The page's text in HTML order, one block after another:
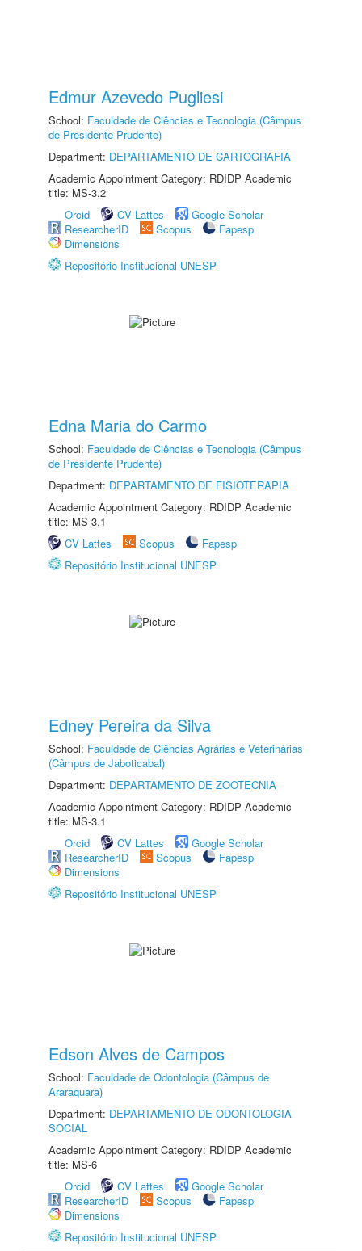
Edmur Azevedo Pugliesi
School: Faculdade de Ciências e Tecnologia (Câmpus
de Presidente Prudente)
Department: DEPARTAMENTO DE CARTOGRAFIA
Academic Appointment Category: RDIDP Academic
title: MS-3.2
Orcid
CV Lattes
Google Scholar
ResearcherID
Scopus
Fapesp
Dimensions
Repositório Institucional UNESP
Edna Maria do Carmo
School: Faculdade de Ciências e Tecnologia (Câmpus
de Presidente Prudente)
Department: DEPARTAMENTO DE FISIOTERAPIA
Academic Appointment Category: RDIDP Academic
title: MS-3.1
CV Lattes
Scopus
Fapesp
Repositório Institucional UNESP
Edney Pereira da Silva
School: Faculdade de Ciências Agrárias e Veterinárias
(Câmpus de Jaboticabal)
Department: DEPARTAMENTO DE ZOOTECNIA
Academic Appointment Category: RDIDP Academic
title: MS-3.1
Orcid
CV Lattes
Google Scholar
ResearcherID
Scopus
Fapesp
Dimensions
Repositório Institucional UNESP
Edson Alves de Campos
School: Faculdade de Odontologia (Câmpus de
Araraquara)
Department: DEPARTAMENTO DE ODONTOLOGIA
SOCIAL
Academic Appointment Category: RDIDP Academic
title: MS-6
Orcid
CV Lattes
Google Scholar
ResearcherID
Scopus
Fapesp
Dimensions
Repositório Institucional UNESP